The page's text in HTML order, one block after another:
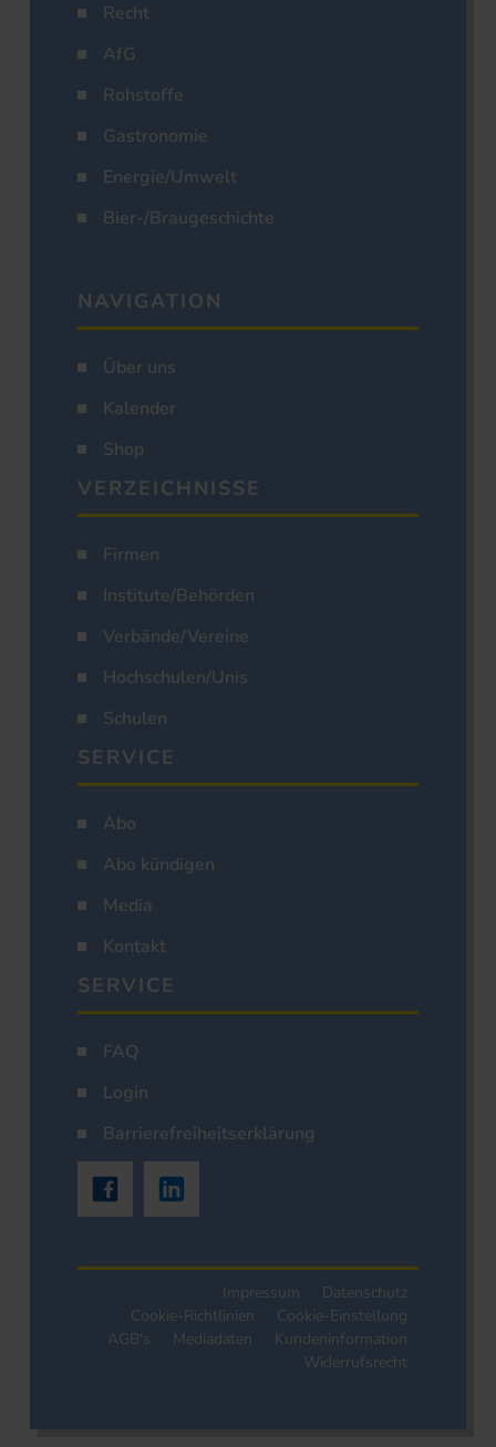
Recht
AfG
Rohstoffe
Gastronomie
Energie/Umwelt
Bier-/Braugeschichte
NAVIGATION
Über uns
Kalender
Shop
VERZEICHNISSE
Firmen
Institute/Behörden
Verbände/Vereine
Hochschulen/Unis
Schulen
SERVICE
Abo
Abo kündigen
Media
Kontakt
SERVICE
FAQ
Login
Barrierefreiheitserklärung
Impressum
Datenschutz
Cookie-Richtlinien
Cookie-Einstellung
AGB's
Mediadaten
Kundeninformation
Widerrufsrecht